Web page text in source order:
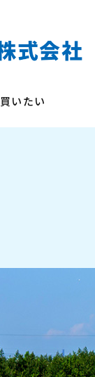
買いたい